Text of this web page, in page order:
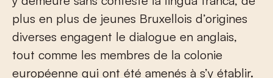
plus en plus de jeunes Bruxellois d’origines
diverses engagent le dialogue en anglais,
tout comme les membres de la colonie
européenne qui ont été amenés à s’y établir.